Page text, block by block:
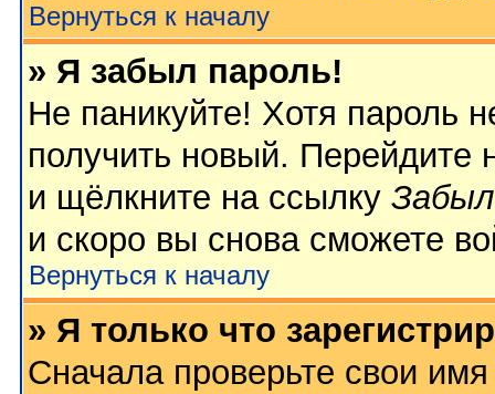
Вернуться к началу
» Я забыл пароль!
Не паникуйте! Хотя пароль
получить новый. Перейдите
и щёлкните на ссылку
и скоро вы снова сможете
Вернуться к началу
» Я только что
Сначала проверьте свои